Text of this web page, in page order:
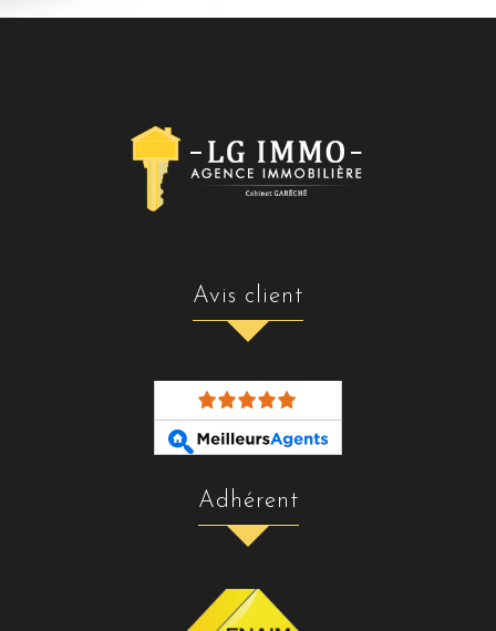
avis client
adhérent